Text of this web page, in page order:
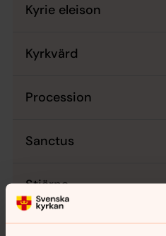
Kyrie eleison
Kyrkvärd
Procession
Sanctus
Stjärna
Trosbekännelsen